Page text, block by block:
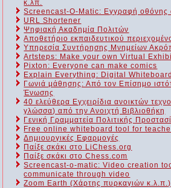
κ.λπ.
Screencast-O-Matic: Εγγραφή οθόνης
URL Shortener
Ψηφιακή Ακαδημία Πολιτών
Αποθετήριο εκπαιδευτικού
Υπηρεσία Συντήρησης Μνημείων
Artsteps: Make your own Virtual
Pixton: Everyone can make comics
Explain Everything: Digital Whiteboard
Γωνιά μάθησης: Από τον Επίσημο
Ένωσης
40 ελεύθερα Εγχειρίδια ανοικτών
γλώσσα) από την Ανοιχτή Βιβλιοθήκη
Γενική Γραμματεία Πολιτικής
Free online whiteboard tool for
Δημιουργικές Εφαρμογές
Παίξε σκάκι στο LiChess.org
Παίξε σκάκι στο Chess.com
Screencast-o-matic: Video creation
communicate through video
Zoom Earth (Χάρτης πυρκαγιών κ.λ.π.)